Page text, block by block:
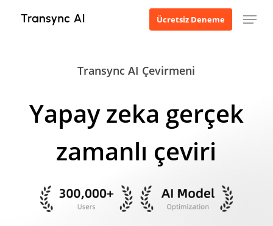
içeriğe
Ücretsiz Deneme Menü
Transync AI Çevirmeni
Yapay zeka gerçek
zamanlı çeviri